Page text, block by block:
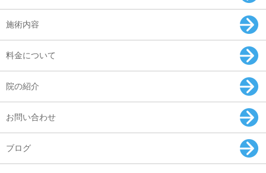
施術内容
料金について
院の紹介
お問い合わせ
ブログ